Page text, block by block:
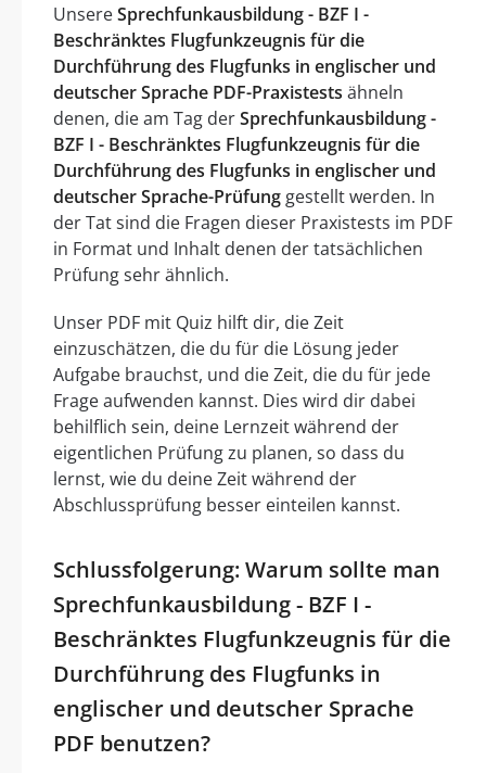
UnsereSprechfunkausbildung - BZF I -
Beschränktes Flugfunkzeugnis für die
Durchführung des Flugfunks in englischer und
deutscher Sprache PDF-Praxistests ähneln
denen, die am Tag derSprechfunkausbildung -
BZF I - Beschränktes Flugfunkzeugnis für die
Durchführung des Flugfunks in englischer und
deutscher Sprache-Prüfung gestellt werden. In
der Tat sind die Fragen dieser Praxistests im PDF
in Format und Inhalt denen der tatsächlichen
Prüfung sehr ähnlich.
Unser PDF mit Quiz hilft dir, die Zeit
einzuschätzen, die du für die Lösung jeder
Aufgabe brauchst, und die Zeit, die du für jede
Frage aufwenden kannst. Dies wird dir dabei
behilflich sein, deine Lernzeit während der
eigentlichen Prüfung zu planen, so dass du
lernst, wie du deine Zeit während der
Abschlussprüfung besser einteilen kannst.
Schlussfolgerung: Warum sollte man
Sprechfunkausbildung - BZF I -
Beschränktes Flugfunkzeugnis für die
Durchführung des Flugfunks in
englischer und deutscher Sprache
PDF benutzen?